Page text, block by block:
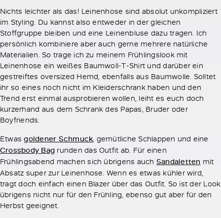
Nichts leichter als das! Leinenhose sind absolut unkompliziert
im Styling. Du kannst also entweder in der gleichen
Stoffgruppe bleiben und eine Leinenbluse dazu tragen. Ich
persönlich kombiniere aber auch gerne mehrere natürliche
Materialien. So trage ich zu meinem Frühlingslook mit
Leinenhose ein weißes Baumwoll-T-Shirt und darüber ein
gestreiftes oversized Hemd, ebenfalls aus Baumwolle. Solltet
ihr so eines noch nicht im Kleiderschrank haben und den
Trend erst einmal ausprobieren wollen, leiht es euch doch
kurzerhand aus dem Schrank des Papas, Bruder oder
Boyfriends.
Etwasgoldener Schmuck , gemütliche Schlappen und eine
Crossbody Bag runden das Outfit ab. Für einen
Frühlingsabend machen sich übrigens auch Sandaletten mit
Absatz super zur Leinenhose. Wenn es etwas kühler wird,
tragt doch einfach einen Blazer über das Outfit. So ist der Look
übrigens nicht nur für den Frühling, ebenso gut aber für den
Herbst geeignet.